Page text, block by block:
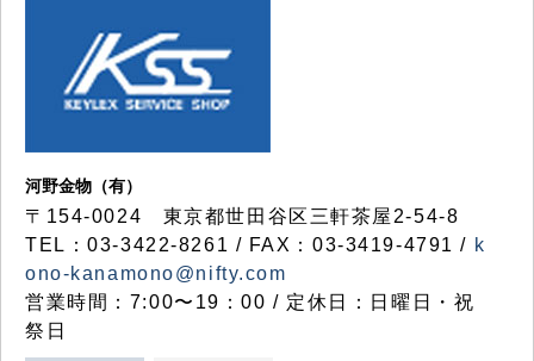
河野金物（有）
〒154-0024 東京都世田谷区三軒茶屋2-54-8
TEL：03-3422-8261 / FAX：03-3419-4791 / k
ono-kanamono@nifty.com
営業時間：7:00〜19：00 / 定休日：日曜日・祝
祭日